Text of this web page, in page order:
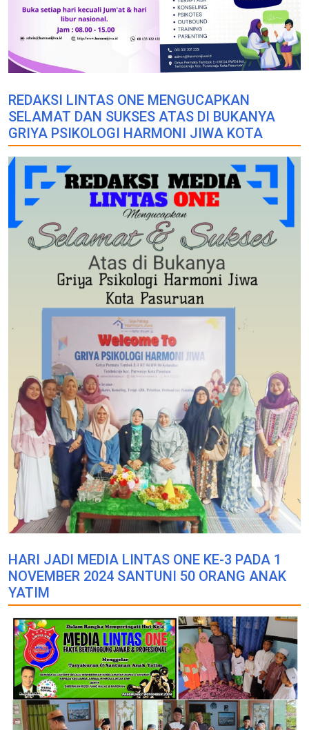
REDAKSI LINTAS ONE MENGUCAPKAN
SELAMAT DAN SUKSES ATAS DI BUKANYA
GRIYA PSIKOLOGI HARMONI JIWA KOTA
HARI JADI MEDIA LINTAS ONE KE-3 PADA 1
NOVEMBER 2024 SANTUNI 50 ORANG ANAK
YATIM